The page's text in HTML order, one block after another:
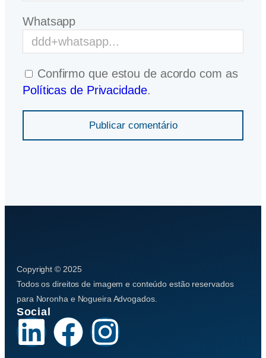
Whatsapp
Confirmo que estou de acordo com as
Políticas de Privacidade.
Publicar comentário
Copyright © 2025
Todos os direitos de imagem e conteúdo estão reservados
para Noronha e Nogueira Advogados.
Social